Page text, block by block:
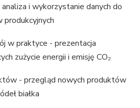
i wykorzystanie danych do
w praktyce - prezentacja
zużycie energii i emisję CO₂
- przegląd nowych produktów
białka